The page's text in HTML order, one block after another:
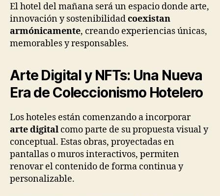
El hotel del mañana será un espacio donde arte,
innovación y sostenibilidadcoexistan
armónicamente, creando experiencias únicas,
memorables y responsables.
Arte Digital y NFTs: Una Nueva
Era de Coleccionismo Hotelero
Los hoteles están comenzando a incorporar
arte digital como parte de su propuesta visual y
conceptual. Estas obras, proyectadas en
pantallas o muros interactivos, permiten
renovar el contenido de forma continua y
personalizable.